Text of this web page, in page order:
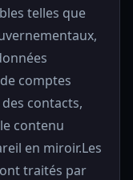
telles que
comptes
contacts,
contenu
en miroir.Les
traités par